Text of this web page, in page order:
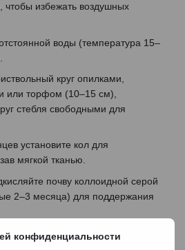
конфиденциальности
чтобы избежать воздушных
воды (температура 15–
круг опилками,
или торфом (10–15 см),
стебля свободными для
установите кол для
мягкой тканью.
почву коллоидной серой
2–3 месяца) для поддержания